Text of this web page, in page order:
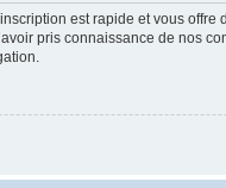
est rapide et vous
pris connaissance de nos